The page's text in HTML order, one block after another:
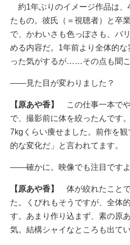
約1年ぶりのイメージ作品は、
たもの。彼氏（＝視聴者）と卒
で、かわいさも色っぽさも、バ
める内容だ。1年前より全体的
った気がするが……その点も聞こ
――見た目が変わりました？
【原あや香】
この仕事一本で
で、撮影前に体を絞ったんです
7kgくらい痩せました。前作を
的な変化だ」と言われてます。
――確かに。映像でも注目ですよ
【原あや香】
体が絞れたこと
た。くびれもそうですが、全体
す。あまり作り込まず、素の原
気。結構シャイなところも出て